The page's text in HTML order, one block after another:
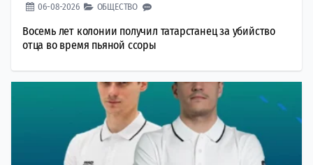
06-08-2026 ОБЩЕСТВО
Восемь лет колонии получил татарстанец за убийство
отца во время пьяной ссоры